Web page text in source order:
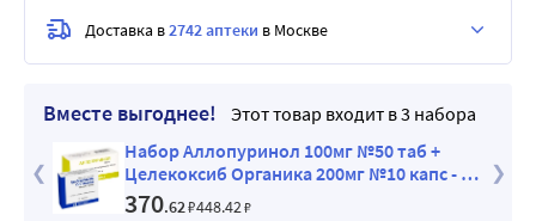
Вместе выгоднее!
Этот товар входит в 3 набора
Набор Аллопуринол 100мг №50 таб +
Целекоксиб Органика 200мг №10 капс - со
скидкой
370.62₽448.42₽
Доставка в2742 аптеки в Москве